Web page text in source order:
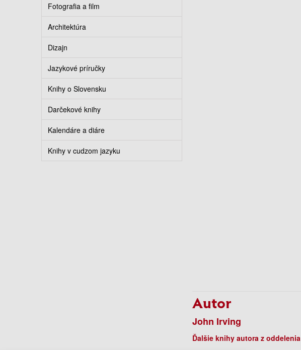
Fotografia a film
Architektúra
Dizajn
Jazykové príručky
Knihy o Slovensku
Darčekové knihy
Kalendáre a diáre
Knihy v cudzom jazyku
Autor
John Irving
Ďalšie knihy autora z oddelenia